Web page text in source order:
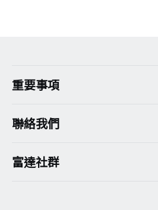
重要事項
聯絡我們
富達社群